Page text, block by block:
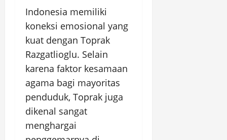
Indonesia memiliki
koneksi emosional yang
kuat dengan Toprak
Razgatlioglu. Selain
karena faktor kesamaan
agama bagi mayoritas
penduduk, Toprak juga
dikenal sangat
menghargai